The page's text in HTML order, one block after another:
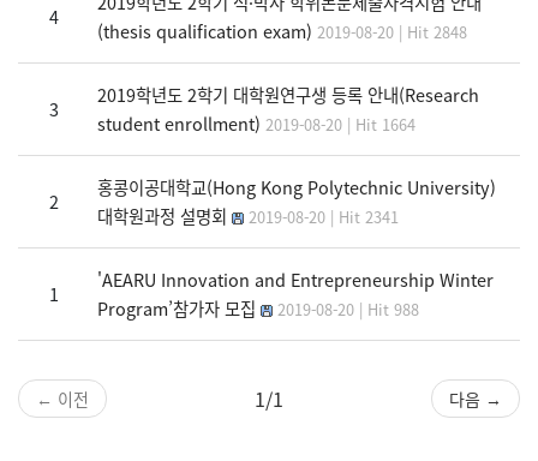
4
(thesis qualification exam) 2019-08-20 | Hit 2848
3
2019학년도 2학기 대학원연구생 등록 안내(Research
student enrollment) 2019-08-20 | Hit 1664
2
홍콩이공대학교(Hong Kong Polytechnic University)
대학원과정 설명회
2019-08-20 | Hit 2341
1
'AEARU Innovation and Entrepreneurship Winter
Program’참가자 모집
2019-08-20 | Hit 988
← 이전 1/1 다음 →